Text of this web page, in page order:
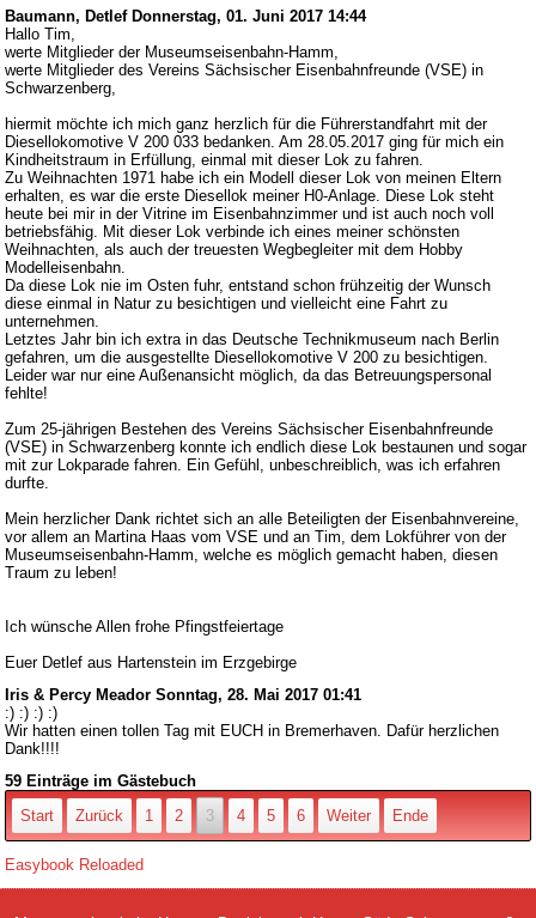
Baumann, DetlefDonnerstag, 01. Juni 2017 14:44
Hallo Tim,
werte Mitglieder der Museumseisenbahn-Hamm,
werte Mitglieder des Vereins Sächsischer Eisenbahnfreunde (VSE) in
Schwarzenberg,
hiermit möchte ich mich ganz herzlich für die Führerstandfahrt mit der
Diesellokomotive V 200 033 bedanken. Am 28.05.2017 ging für mich ein
Kindheitstraum in Erfüllung, einmal mit dieser Lok zu fahren.
Zu Weihnachten 1971 habe ich ein Modell dieser Lok von meinen Eltern
erhalten, es war die erste Diesellok meiner H0-Anlage. Diese Lok steht
heute bei mir in der Vitrine im Eisenbahnzimmer und ist auch noch voll
betriebsfähig. Mit dieser Lok verbinde ich eines meiner schönsten
Weihnachten, als auch der treuesten Wegbegleiter mit dem Hobby
Modelleisenbahn.
Da diese Lok nie im Osten fuhr, entstand schon frühzeitig der Wunsch
diese einmal in Natur zu besichtigen und vielleicht eine Fahrt zu
unternehmen.
Letztes Jahr bin ich extra in das Deutsche Technikmuseum nach Berlin
gefahren, um die ausgestellte Diesellokomotive V 200 zu besichtigen.
Leider war nur eine Außenansicht möglich, da das Betreuungspersonal
fehlte!
Zum 25-jährigen Bestehen des Vereins Sächsischer Eisenbahnfreunde
(VSE) in Schwarzenberg konnte ich endlich diese Lok bestaunen und sogar
mit zur Lokparade fahren. Ein Gefühl, unbeschreiblich, was ich erfahren
durfte.
Mein herzlicher Dank richtet sich an alle Beteiligten der Eisenbahnvereine,
vor allem an Martina Haas vom VSE und an Tim, dem Lokführer von der
Museumseisenbahn-Hamm, welche es möglich gemacht haben, diesen
Traum zu leben!
Ich wünsche Allen frohe Pfingstfeiertage
Euer Detlef aus Hartenstein im Erzgebirge
Iris & Percy MeadorSonntag, 28. Mai 2017 01:41
:) :) :) :)
Wir hatten einen tollen Tag mit EUCH in Bremerhaven. Dafür herzlichen
Dank!!!!
59 Einträge im Gästebuch
Start
Zurück 1 2 3 4 5 6 Weiter Ende
Easybook Reloaded